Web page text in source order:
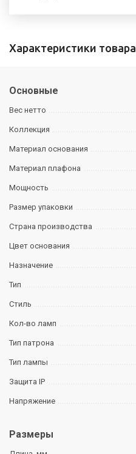
Характеристики товара
Основные
Вес нетто
Коллекция
Материал основания
Материал плафона
Мощность
Размер упаковки
Страна производства
Цвет основания
Назначение
Тип
Стиль
Кол-во ламп
Тип патрона
Тип лампы
Защита IP
Напряжение
Размеры